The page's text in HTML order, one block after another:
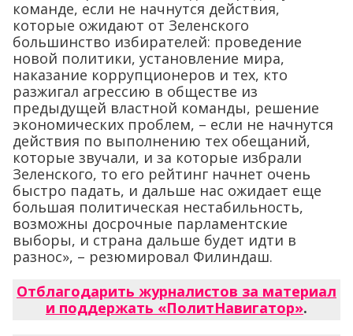
команде, если не начнутся действия,
которые ожидают от Зеленского
большинство избирателей: проведение
новой политики, установление мира,
наказание коррупционеров и тех, кто
разжигал агрессию в обществе из
предыдущей властной команды, решение
экономических проблем, – если не начнутся
действия по выполнению тех обещаний,
которые звучали, и за которые избрали
Зеленского, то его рейтинг начнет очень
быстро падать, и дальше нас ожидает еще
большая политическая нестабильность,
возможны досрочные парламентские
выборы, и страна дальше будет идти в
разнос», – резюмировал Филиндаш.
Отблагодарить журналистов за материал
и поддержать «ПолитНавигатор».